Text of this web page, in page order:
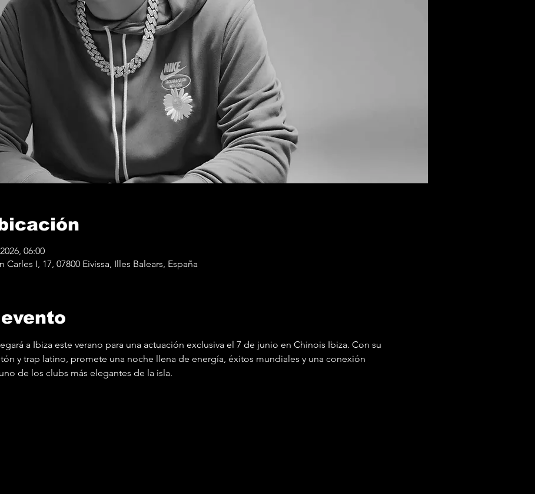
06:00
I, 17, 07800 Eivissa, Illes Balears, España
a Ibiza este verano para una actuación exclusiva el 7 de junio en Chinois Ibiza. Con su
y trap latino, promete una noche llena de energía, éxitos mundiales y una conexión
de los clubs más elegantes de la isla.